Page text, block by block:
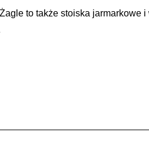
to także stoiska jarmarkowe